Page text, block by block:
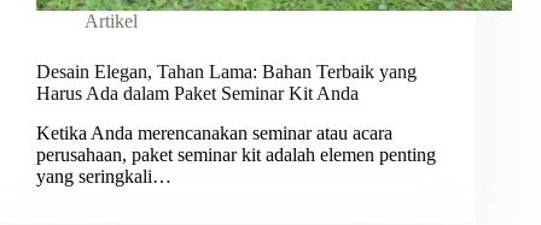
Artikel
Desain Elegan, Tahan Lama: Bahan Terbaik yang
Harus Ada dalam Paket Seminar Kit Anda
Ketika Anda merencanakan seminar atau acara
perusahaan, paket seminar kit adalah elemen penting
yang seringkali…